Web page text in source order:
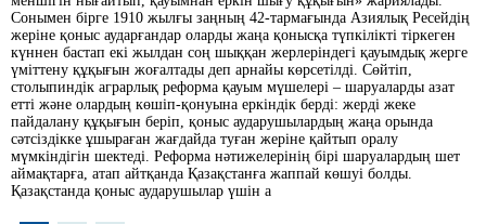
Сонымен бірге 1910 жылғы заңның 42-тармағында Азиялық Ресейдің
жеріне қоныс аударғандар оларды жаңа қонысқа түпкілікті тіркеген
күннен бастап екі жылдан соң шыққан жерлеріндегі қауымдық жерге
үміттену құқығын жоғалтады деп арнайы көрсетілді. Сөйтіп,
столыпиндік аграрлық реформа қауым мүшелері – шаруаларды азат
етті және олардың көшіп-қонуына еркіндік берді: жерді жеке
пайдалану құқығын беріп, қоныс аударушылардың жаңа орында
сәтсіздікке ұшыраған жағдайда туған жеріне қайтып оралу
мүмкіндігін шектеді. Реформа нәтижелерінің бірі шаруалардың шет
аймақтарға, атап айтқанда Қазақстанға жаппай көшуі болды.
Қазақстанда қоныс аударушылар үшін а